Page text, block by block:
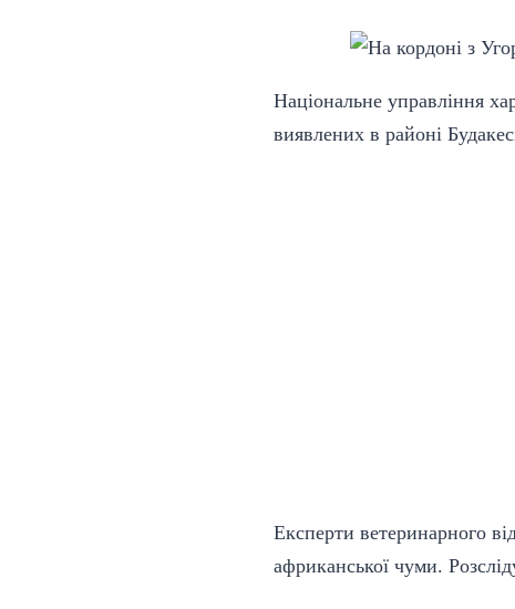
Національне управління
виявлених в районі
Експерти ветеринарного
африканської чуми.